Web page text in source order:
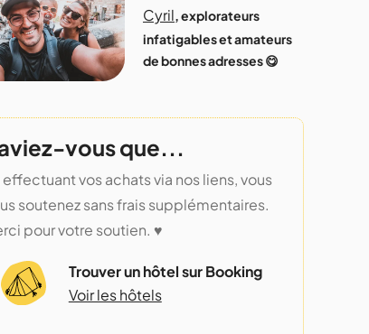
Cyril, explorateurs
infatigables et amateurs
de bonnes adresses 😋
vous que...
effectuant vos achats via nos liens, vous
soutenez sans frais supplémentaires.
pour votre soutien. ♥️
Trouver un hôtel sur Booking
Voir les hôtels